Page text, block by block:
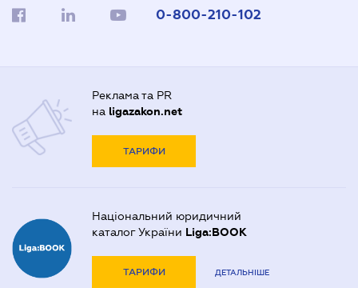
0-800-210-102
Реклама та PR
на ligazakon.net
ТАРИФИ
Національний юридичний
каталог України Liga:BOOK
ТАРИФИ ДЕТАЛЬНІШЕ